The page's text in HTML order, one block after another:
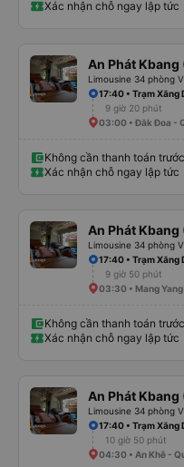
Xác nhận chỗ ngay lập tức
An Phát Kbang
Limousine 34 phòng
17:40 • Trạm Xăng
9 giờ 20 phút
03:00 • Đăk Đoa -
Không cần thanh toán trước
Xác nhận chỗ ngay lập tức
An Phát Kbang
Limousine 34 phòng
17:40 • Trạm Xăng
9 giờ 50 phút
03:30 • Mang
Không cần thanh toán trước
Xác nhận chỗ ngay lập tức
An Phát Kbang
Limousine 34 phòng
17:40 • Trạm Xăng
10 giờ 50 phút
04:30 • An Khê -